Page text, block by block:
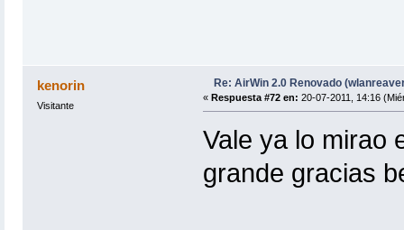
kenorin
Visitante
Re: AirWin 2.0 Renovado
« Respuesta #72 en: 20-07-2011, 14:16
Vale ya lo mirao
grande gracias